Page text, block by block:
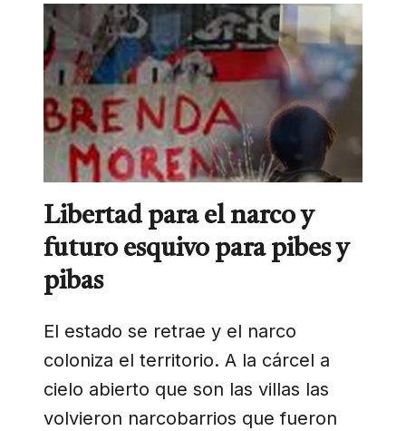
Libertad para el narco y
futuro esquivo para pibes y
pibas
El estado se retrae y el narco
coloniza el territorio. A la cárcel a
cielo abierto que son las villas las
volvieron narcobarrios que fueron